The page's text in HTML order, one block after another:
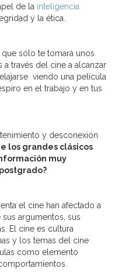
de la inteligencia
y la ética.
sólo te tomará unos
a través del cine a alcanzar
viendo una película
en el trabajo y en tus
y desconexión
los grandes clásicos
muy
el cine han afectado a
argumentos, sus
El cine es cultura
y los temas del cine
como elemento